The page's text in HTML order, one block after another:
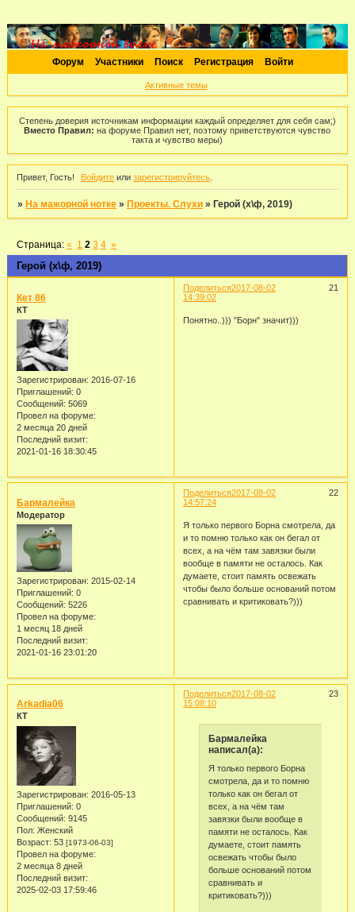
Форум Участники Поиск Регистрация Войти
Активные темы
Степень доверия источникам информации каждый определяет для себя сам;)
Вместо Правил: на форуме Правил нет, поэтому приветствуются чувство
такта и чувство меры)
Привет, Гость! Войдите илизарегистрируйтесь
» На мажорной нотке » Проекты. Слухи » Герой (х\ф, 2019)
Герой (х\ф, 2019)
Страница:« 1 2 3 4 »
Поделиться 21
2017-08-02
14:39:02
Кет 86
КТ
Зарегистрирован: 2016-07-16
Приглашений: 0
Сообщений: 5069
Провел на форуме:
2 месяца 20 дней
Последний визит:
2021-01-16 18:30:45
Понятно..))) "Борн" значит)))
Поделиться 22
2017-08-02
14:57:24
Бармалейка
Модератор
Зарегистрирован: 2015-02-14
Приглашений: 0
Сообщений: 5226
Провел на форуме:
1 месяц 18 дней
Последний визит:
2021-01-16 23:01:20
Я только первого Борна смотрела, да
и то помню только как он бегал от
всех, а на чём там завязки были
вообще в памяти не осталось. Как
думаете, стоит память освежать
чтобы было больше оснований потом
сравнивать и критиковать?)))
Поделиться 23
2017-08-02
15:08:10
Arkadia06
КТ
Зарегистрирован: 2016-05-13
Приглашений: 0
Сообщений: 9145
Пол: Женский
Возраст: 53 [1973-06-03]
Провел на форуме:
2 месяца 8 дней
Последний визит:
2025-02-03 17:59:46
Бармалейка
написал(а):
Я только первого Борна
смотрела, да и то помню
только как он бегал от
всех, а на чём там
завязки были вообще в
памяти не осталось. Как
думаете, стоит память
освежать чтобы было
больше оснований потом
сравнивать и
критиковать?)))